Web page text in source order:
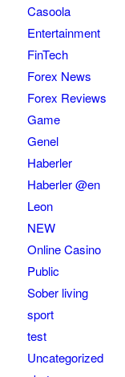
Casoola
Entertainment
FinTech
Forex News
Forex Reviews
Game
Genel
Haberler
Haberler @en
Leon
NEW
Online Casino
Public
Sober living
sport
test
Uncategorized